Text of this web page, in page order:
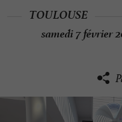
TOULOUSE
samedi 7 février